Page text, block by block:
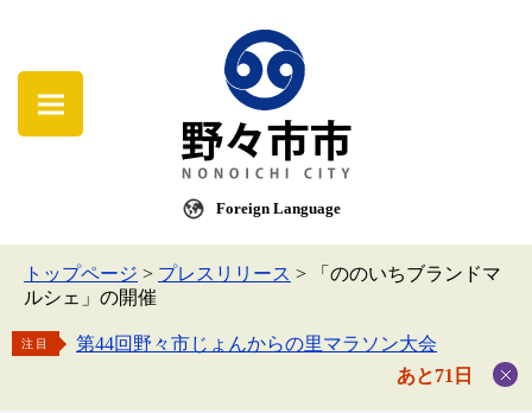
Foreign Language
トップページ > プレスリリース >
「ののいちブランドマ
ルシェ」の開催
注目
第44回野々市じょんからの里マラソン大会
あと71日